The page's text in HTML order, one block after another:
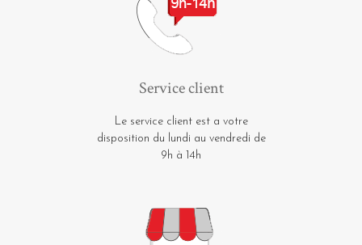
Service client
Le service client est a votre
disposition du lundi au vendredi de
9h à 14h